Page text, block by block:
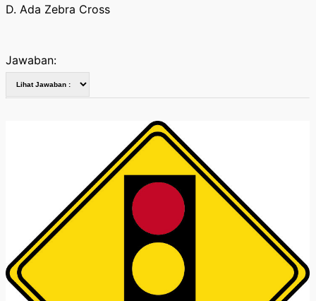
D. Ada Zebra Cross
Jawaban: